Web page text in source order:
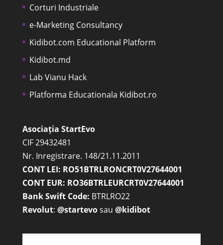
Corturi Industriale
e-Marketing Consultancy
Kidibot.com Educational Platform
Kidibot.md
Lab Vianu Hack
Platforma Educationala Kidibot.ro
Asociația StartEvo
CIF 29432481
Nr. Inregistrare. 148/21.11.2011
CONT LEI: RO51BTRLRONCRT0V27644001
CONT EUR: RO36BTRLEURCRT0V27644001
Bank Swift Code: BTRLRO22
Revolut: @startevosau @kidibot